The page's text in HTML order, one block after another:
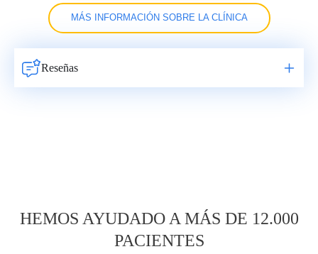
MÁS INFORMACIÓN SOBRE LA CLÍNICA
Reseñas
HEMOS AYUDADO A MÁS DE 12.000
PACIENTES